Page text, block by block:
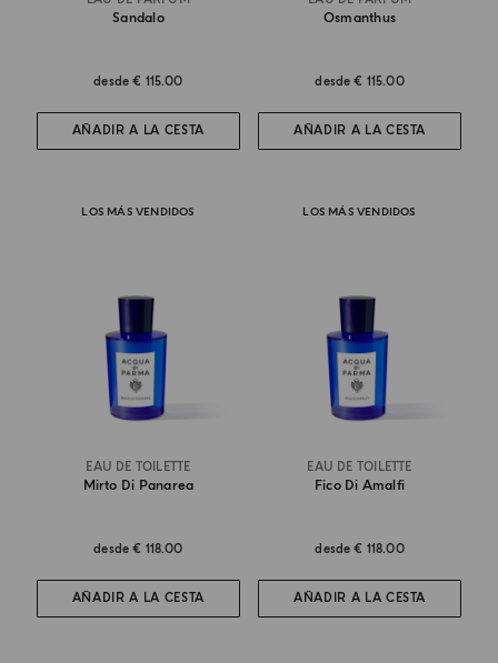
Sandalo
desde€ 115.00
AÑADIR A LA CESTA
Osmanthus
desde€ 115.00
AÑADIR A LA CESTA
LOS MÁS VENDIDOS
EAU DE TOILETTE
Mirto Di Panarea
desde€ 118.00
AÑADIR A LA CESTA
LOS MÁS VENDIDOS
EAU DE TOILETTE
Fico Di Amalfi
desde€ 118.00
AÑADIR A LA CESTA